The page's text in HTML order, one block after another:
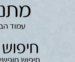
עמוד
חיפוש חופשי